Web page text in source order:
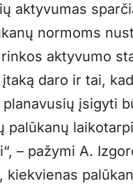
aktyvumas
normoms
aktyvumo
daro ir tai,
įsigyti
palūkanų
– pažymi A.
kiekvienas